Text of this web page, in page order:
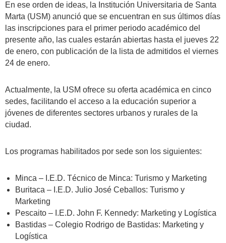
En ese orden de ideas, la Institución Universitaria de Santa
Marta (USM) anunció que se encuentran en sus últimos días
las inscripciones para el primer periodo académico del
presente año, las cuales estarán abiertas hasta el jueves 22
de enero, con publicación de la lista de admitidos el viernes
24 de enero.
Actualmente, la USM ofrece su oferta académica en cinco
sedes, facilitando el acceso a la educación superior a
jóvenes de diferentes sectores urbanos y rurales de la
ciudad.
Los programas habilitados por sede son los siguientes:
Minca – I.E.D. Técnico de Minca: Turismo y Marketing
Buritaca – I.E.D. Julio José Ceballos: Turismo y
Marketing
Pescaito – I.E.D. John F. Kennedy: Marketing y Logística
Bastidas – Colegio Rodrigo de Bastidas: Marketing y
Logística